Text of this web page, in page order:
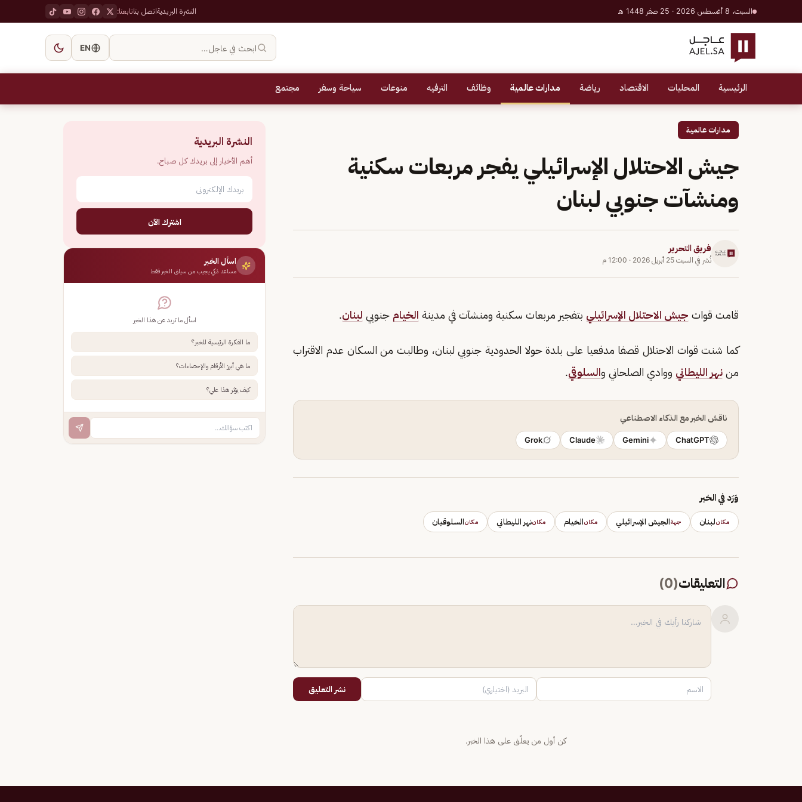
السبت، 8 أغسطس 2026 · 25 صفر 1448 هـ النشرة البريديةاتصل بناتابعنا:
ابحث في عاجل… EN
الرئيسية المحليات الاقتصاد رياضة مدارات عالمية وظائف الترفيه منوعات سياحة وسفر مجتمع
مدارات عالمية
جيش الاحتلال الإسرائيلي يفجر مربعات سكنية
ومنشآت جنوبي لبنان
فريق التحرير
نُشر في السبت 25 أبريل 2026 · 12:00 م
قامت قوات جيش الاحتلال الإسرائيلي بتفجير مربعات سكنية ومنشآت في مدينة الخيام جنوبي لبنان.
كما شنت قوات الاحتلال قصفا مدفعيا على بلدة حولا الحدودية جنوبي لبنان، وطالبت من السكان عدم الاقتراب
من نهر الليطاني ووادي الصلحاني والسلوقي.
ناقش الخبر مع الذكاء الاصطناعي
ChatGPT
Gemini
Claude
Grok
وَرَد في الخبر
مكانلبنان جهةالجيش الإسرائيلي مكانالخيام مكاننهر الليطاني مكانالسلوقيان
التعليقات(
0
)
نشر التعليق
كن أول من يعلّق على هذا الخبر.
النشرة البريدية
أهم الأخبار إلى بريدك كل صباح.
اشترك الآن
اسأل الخبر
مساعد ذكي يجيب من سياق الخبر فقط
اسأل ما تريد عن هذا الخبر
ما الفكرة الرئيسية للخبر؟
ما هي أبرز الأرقام والإحصاءات؟
كيف يؤثر هذا علي؟